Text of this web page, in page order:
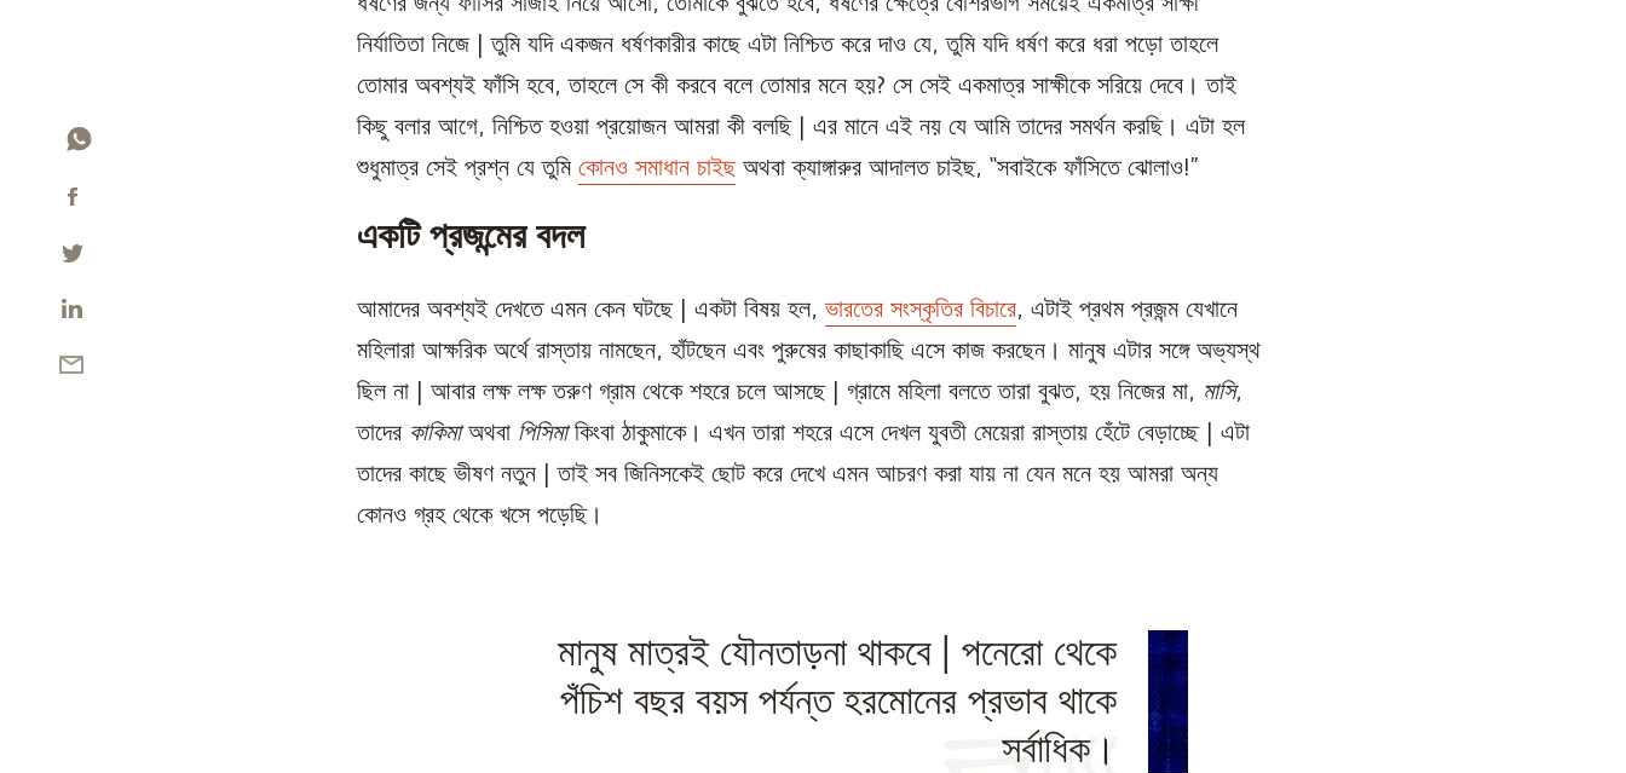
নির্যাতিতা নিজে | তুমি যদি একজন ধর্ষণকারীর কাছে এটা নিশ্চিত করে দাও যে, তুমি যদি ধর্ষণ করে ধরা পড়ো তাহলে
তোমার অবশ্যই ফাঁসি হবে, তাহলে সে কী করবে বলে তোমার মনে হয়? সে সেই একমাত্র সাক্ষীকে সরিয়ে দেবে। তাই
কিছু বলার আগে, নিশ্চিত হওয়া প্রয়োজন আমরা কী বলছি | এর মানে এই নয় যে আমি তাদের সমর্থন করছি। এটা হল
শুধুমাত্র সেই প্রশ্ন যে তুমি কোনও সমাধান চাইছঅথবা ক্যাঙ্গারুর আদালত চাইছ, “সবাইকে ফাঁসিতে ঝোলাও!”
একটি প্রজন্মের বদল
আমাদের অবশ্যই দেখতে এমন কেন ঘটছে | একটা বিষয় হল, ভারতের সংস্কৃতির বিচারে, এটাই প্রথম প্রজন্ম যেখানে
মহিলারা আক্ষরিক অর্থে রাস্তায় নামছেন, হাঁটছেন এবং পুরুষের কাছাকাছি এসে কাজ করছেন। মানুষ এটার সঙ্গে অভ্যস্থ
ছিল না | আবার লক্ষ লক্ষ তরুণ গ্রাম থেকে শহরে চলে আসছে | গ্রামে মহিলা বলতে তারা বুঝত, হয় নিজের মা, মাসি,
তাদের কাকিমাঅথবা পিসিমাকিংবা ঠাকুমাকে। এখন তারা শহরে এসে দেখল যুবতী মেয়েরা রাস্তায় হেঁটে বেড়াচ্ছে | এটা
তাদের কাছে ভীষণ নতুন | তাই সব জিনিসকেই ছোট করে দেখে এমন আচরণ করা যায় না যেন মনে হয় আমরা অন্য
কোনও গ্রহ থেকে খসে পড়েছি।
মানুষ মাত্রই যৌনতাড়না থাকবে | পনেরো থেকে
পঁচিশ বছর বয়স পর্যন্ত হরমোনের প্রভাব থাকে
সর্বাধিক।